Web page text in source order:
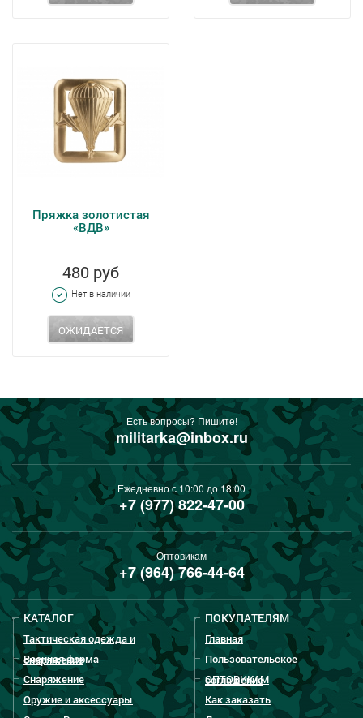
Пряжка золотистая
«ВДВ»
480 руб
Нет в наличии
ОЖИДАЕТСЯ
Есть вопросы? Пишите!
militarka@inbox.ru
Ежедневно с 10:00 до 18:00
+7 (977) 822-47-00
Оптовикам
+7 (964) 766-44-64
КАТАЛОГ
Тактическая одежда и
снаряжение
Военная форма
Снаряжение
Оружие и аксессуары
ПОКУПАТЕЛЯМ
Главная
Пользовательское
соглашение
ОПТОВИКАМ
Как заказать